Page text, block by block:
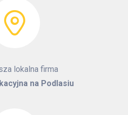
lokalna firma
na Podlasiu